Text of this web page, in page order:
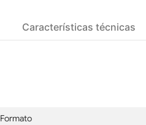
Características técnicas
Formato